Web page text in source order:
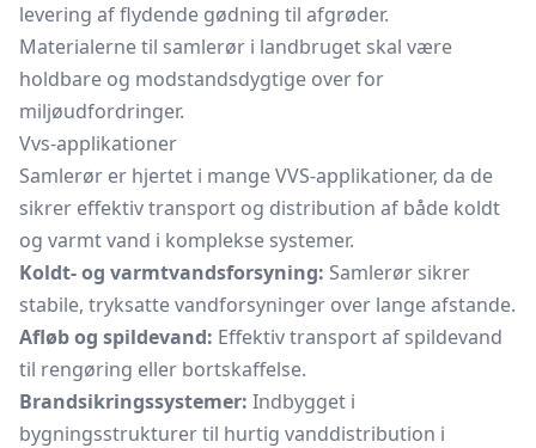
levering af flydende gødning til afgrøder.
Materialerne til samlerør i landbruget skal være
holdbare og modstandsdygtige over for
miljøudfordringer.
Vvs-applikationer
Samlerør er hjertet i mange VVS-applikationer, da de
sikrer effektiv transport og distribution af både koldt
og varmt vand i komplekse systemer.
Koldt- og varmtvandsforsyning: Samlerør sikrer
stabile, tryksatte vandforsyninger over lange afstande.
Afløb og spildevand: Effektiv transport af spildevand
til rengøring eller bortskaffelse.
Brandsikringssystemer: Indbygget i
bygningsstrukturer til hurtig vanddistribution i